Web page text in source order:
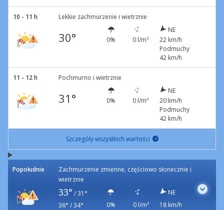
10 - 11 h Lekkie zachmurzenie i wietrznie
30° 0% 0 l/m²
NE
22 km/h
Podmuchy
42 km/h
11 - 12 h Pochmurno i wietrznie
31° 0% 0 l/m²
NE
20 km/h
Podmuchy
42 km/h
Szczegóły wszystkich wartości
Popołudnie
Zachmurzenie zmienne, częściowo słonecznie i
wietrznie
33° / 31°
36° / 34°
0% 0 l/m²
NE
18 km/h